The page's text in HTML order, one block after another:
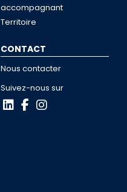
accompagnant
Territoire
CONTACT
Nous contacter
Suivez-nous sur